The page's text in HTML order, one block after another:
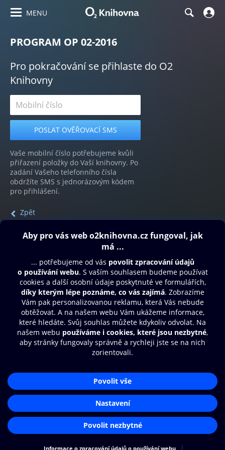
MENU
PROGRAM OP 02-2016
Pro pokračování se přihlaste do O2
Knihovny
Vaše mobilní číslo potřebujeme kvůli
přiřazení položky do Vaší knihovny. Po
zadání Vašeho telefonního čísla
obdržíte SMS s jednorázovým kódem
pro přihlášení.
Zpět
Obsah ke stažení
Moje O2 Knihovna
Další zábava
© O2 Czech Republic a.s.
Přístupnost
Zásady zpracování osobních údajů
Nastavení cookies
Aplikace O2 Knihovna
Čti a poslouchej své e-knihy a
audioknihy rychleji a pohodlněji.